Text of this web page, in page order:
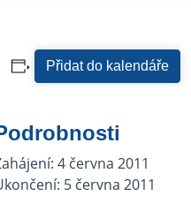
Přidat do kalendáře
4 června 2011
5 června 2011